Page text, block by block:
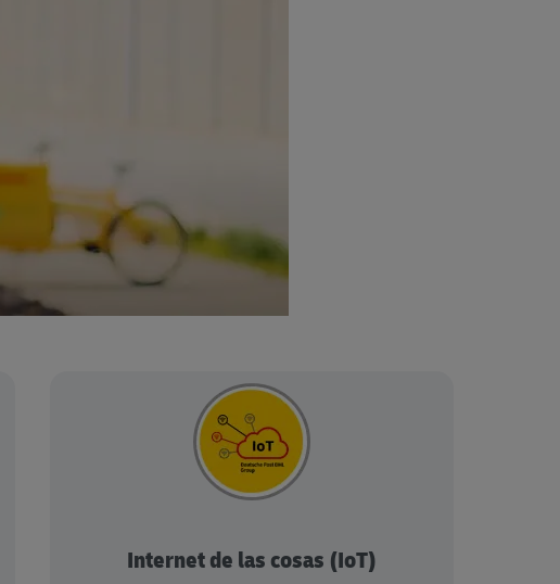
Internet de las cosas (IoT)